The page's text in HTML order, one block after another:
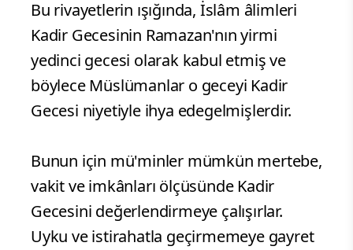
Bu rivayetlerin ışığında, İslâm âlimleri
Kadir Gecesinin Ramazan'nın yirmi
yedinci gecesi olarak kabul etmiş ve
böylece Müslümanlar o geceyi Kadir
Gecesi niyetiyle ihya edegelmişlerdir.
Bunun için mü'minler mümkün mertebe,
vakit ve imkânları ölçüsünde Kadir
Gecesini değerlendirmeye çalışırlar.
Uyku ve istirahatla geçirmemeye gayret